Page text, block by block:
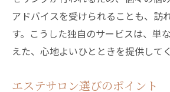
施術内容で選ぶエステのポ
エステサロンの雰囲気を
エステ選びで大切にしたい
アドバイスを受けられることも、訪
す。こうした独自のサービスは、単
えた、心地よいひとときを提供してく
エステサロン選びのポイント